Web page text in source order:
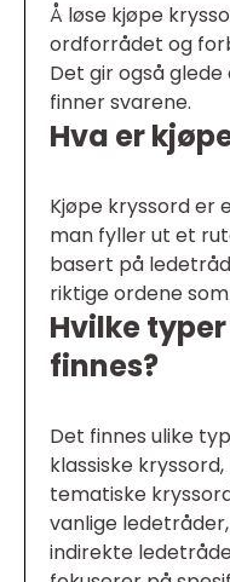
Å løse kjøpe
ordforrådet og
Det gir også
finner svarene.
Hva er
Kjøpe kryssord er
man fyller ut et
basert på
riktige ordene
Hvilke
finnes?
Det finnes ulike
klassiske
tematiske
vanlige
indirekte